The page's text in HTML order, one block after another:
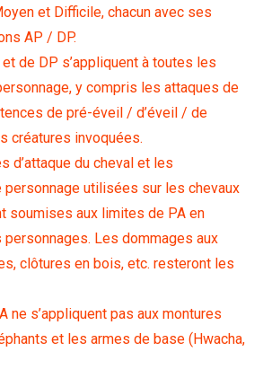
et Difficile, chacun avec ses
AP / DP.
de DP s’appliquent à toutes les
y compris les attaques de
de pré-éveil / d’éveil / de
créatures invoquées.
d’attaque du cheval et les
utilisées sur les chevaux
soumises aux limites de PA en
personnages. Les dommages aux
clôtures en bois, etc. resteront les
ne s’appliquent pas aux montures
et les armes de base (Hwacha,